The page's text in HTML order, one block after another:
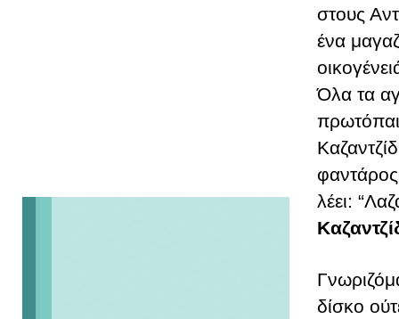
στους
ένα
Όλα τα
λέει:
δίσκο